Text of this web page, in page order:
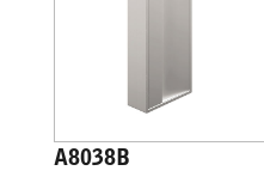
A8038B